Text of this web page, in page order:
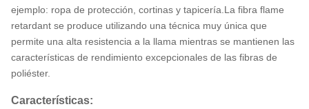
ejemplo: ropa de protección, cortinas y tapicería.La fibra flame
retardant se produce utilizando una técnica muy única que
permite una alta resistencia a la llama mientras se mantienen las
características de rendimiento excepcionales de las fibras de
poliéster.
Características: